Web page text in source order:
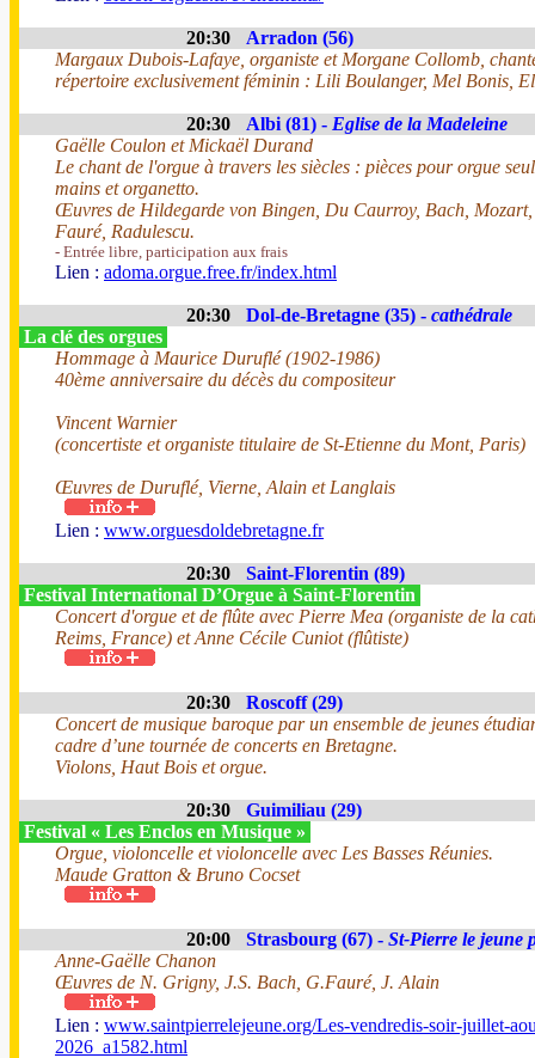
20:30
Arradon (56)
Margaux Dubois-Lafaye, organiste et Morgane Collomb,
répertoire exclusivement féminin : Lili Boulanger, Mel Bonis,
20:30 Albi (81) - Eglise de la Madeleine
Gaëlle Coulon et Mickaël Durand
Le chant de l'orgue à travers les siècles : pièces pour orgue
mains et organetto.
Œuvres de Hildegarde von Bingen, Du Caurroy, Bach, Mozart,
Fauré, Radulescu.
- Entrée libre, participation aux frais
Lien : adoma.orgue.free.fr/index.html
20:30 Dol-de-Bretagne (35) - cathédrale
La clé des orgues
Hommage à Maurice Duruflé (1902-1986)
40ème anniversaire du décès du compositeur
Vincent Warnier
(concertiste et organiste titulaire de St-Etienne du Mont, Paris)
Œuvres de Duruflé, Vierne, Alain et Langlais
Lien : www.orguesdoldebretagne.fr
20:30
Saint-Florentin (89)
Festival International D’Orgue à Saint-Florentin
Concert d'orgue et de flûte avec Pierre Mea (organiste de la
Reims, France) et Anne Cécile Cuniot (flûtiste)
20:30
Roscoff (29)
Concert de musique baroque par un ensemble de jeunes
cadre d’une tournée de concerts en Bretagne.
Violons, Haut Bois et orgue.
20:30
Guimiliau (29)
Festival « Les Enclos en Musique »
Orgue, violoncelle et violoncelle avec Les Basses Réunies.
Maude Gratton & Bruno Cocset
20:00 Strasbourg (67) - St-Pierre le jeune
Anne-Gaëlle Chanon
Œuvres de N. Grigny, J.S. Bach, G.Fauré, J. Alain
Lien : www.saintpierrelejeune.org/Les-vendredis-soir-juillet-
2026_a1582.html